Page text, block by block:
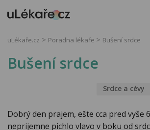
uLékaře.cz Poradna lékaře Bušení srdce
Bušení srdce
Srdce a cévy
Dobrý den prajem, ešte cca pred vyše
neprijemne pichlo vlavo v boku od